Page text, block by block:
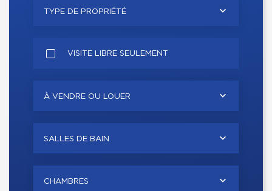
TYPE DE PROPRIÉTÉ
VISITE LIBRE SEULEMENT
À VENDRE OU LOUER
SALLES DE BAIN
CHAMBRES